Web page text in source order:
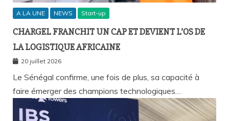
A LA UNE NEWS Start-up
CHARGEL FRANCHIT UN CAP ET DEVIENT L’OS DE
LA LOGISTIQUE AFRICAINE
20 juillet 2026
Le Sénégal confirme, une fois de plus, sa capacité à
faire émerger des champions technologiques…